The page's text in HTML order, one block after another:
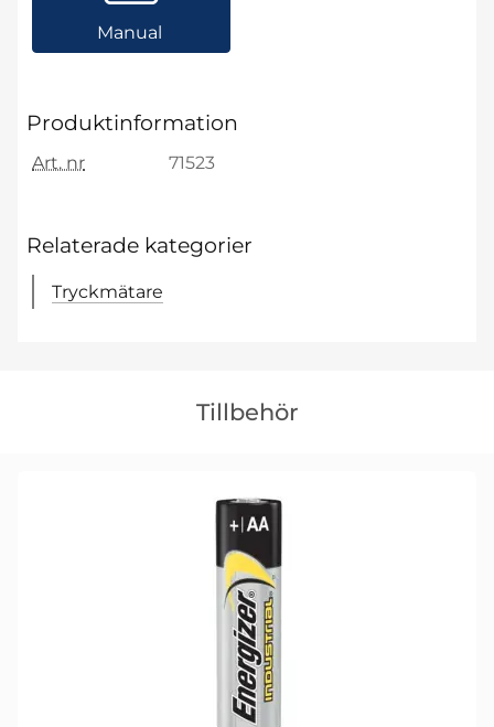
Manual
Produktinformation
Art. nr 71523
Relaterade kategorier
Tryckmätare
Tillbehör